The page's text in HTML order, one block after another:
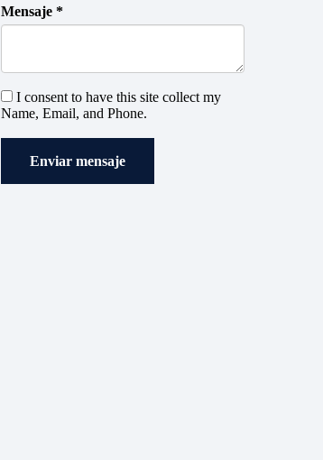
Mensaje *
I consent to have this site collect my
Name, Email, and Phone.
Enviar mensaje